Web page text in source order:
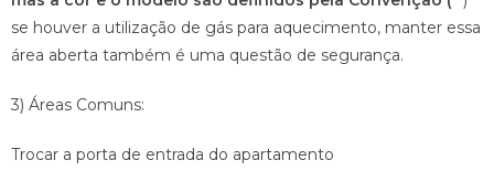
se houver a utilização de gás para aquecimento, manter essa
área aberta também é uma questão de segurança.
3) Áreas Comuns:
Trocar a porta de entrada do apartamento